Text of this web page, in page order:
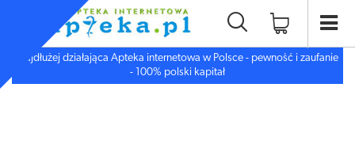
Najdłużej działająca Apteka internetowa w Polsce - pewność i zaufanie
- 100% polski kapitał